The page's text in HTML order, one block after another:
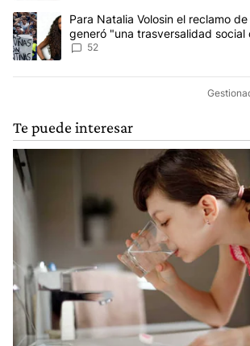
Un artículo de tendencia con el título "Para
Para Natalia Volosin el reclamo
generó "una trasversalidad social
de Malvinas"
52